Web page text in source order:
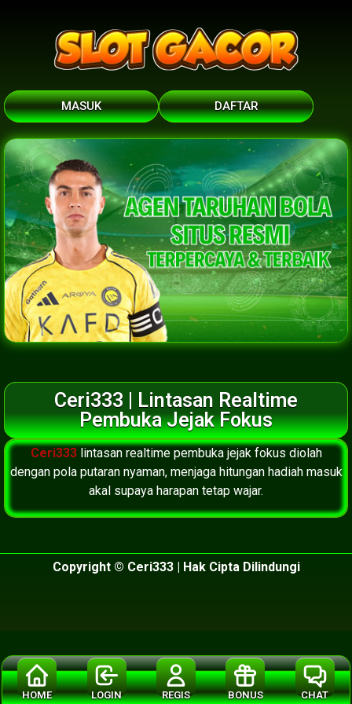
MASUK DAFTAR
Ceri333 | Lintasan Realtime
Pembuka Jejak Fokus
Ceri333 lintasan realtime pembuka jejak fokus diolah
dengan pola putaran nyaman, menjaga hitungan hadiah masuk
akal supaya harapan tetap wajar.
Copyright © Ceri333 | Hak Cipta Dilindungi
HOME LOGIN REGIS BONUS CHAT